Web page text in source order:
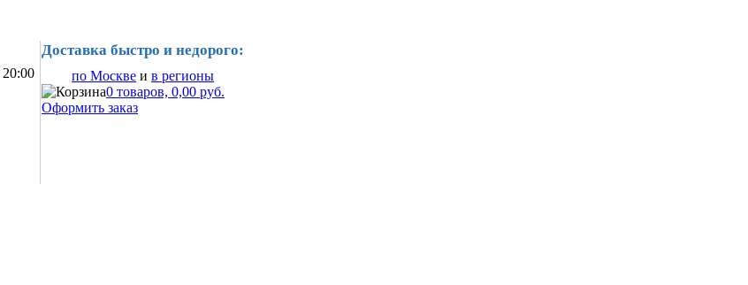
20:00
Доставка быстро и недорого:
по Москве и в регионы
0 товаров, 0,00 руб.
Оформить заказ